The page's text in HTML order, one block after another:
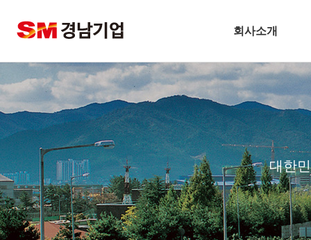
회사소개
기업개요
CEO 인사말
비전
주요연혁
경남슬롯사이트 볼트 메이저 네
안전보건방침
기술경영
환경경영
대한